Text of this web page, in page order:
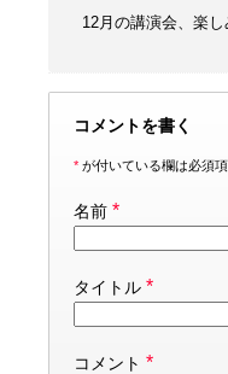
12月の講演会、楽し
コメントを書く
* が付いている欄は必須
名前 *
タイトル *
コメント *